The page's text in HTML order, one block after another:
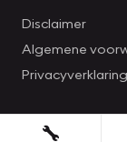
Disclaimer
Algemene
Privacyverklaring